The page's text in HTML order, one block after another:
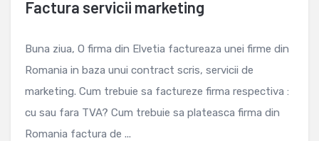
Factura servicii marketing
Buna ziua, O firma din Elvetia factureaza unei firme din
Romania in baza unui contract scris, servicii de
marketing. Cum trebuie sa factureze firma respectiva :
cu sau fara TVA? Cum trebuie sa plateasca firma din
Romania factura de ...